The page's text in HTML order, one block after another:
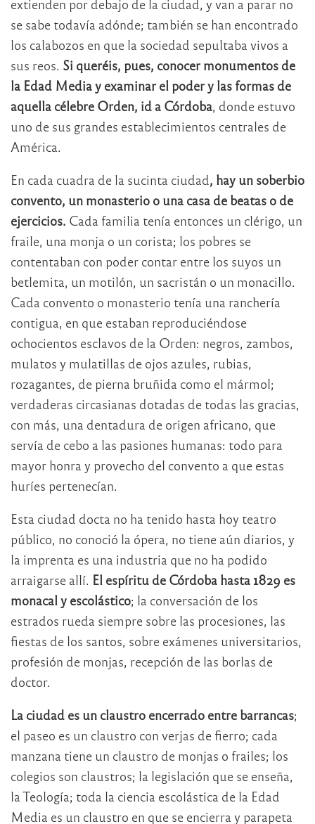
extienden por debajo de la ciudad, y van a parar no
se sabe todavía adónde; también se han encontrado
los calabozos en que la sociedad sepultaba vivos a
sus reos. Si queréis, pues, conocer monumentos de
la Edad Media y examinar el poder y las formas de
aquella célebre Orden, id a Córdoba, donde estuvo
uno de sus grandes establecimientos centrales de
América.
En cada cuadra de la sucinta ciudad, hay un soberbio
convento, un monasterio o una casa de beatas o de
ejercicios. Cada familia tenía entonces un clérigo, un
fraile, una monja o un corista; los pobres se
contentaban con poder contar entre los suyos un
betlemita, un motilón, un sacristán o un monacillo.
Cada convento o monasterio tenía una ranchería
contigua, en que estaban reproduciéndose
ochocientos esclavos de la Orden: negros, zambos,
mulatos y mulatillas de ojos azules, rubias,
rozagantes, de pierna bruñida como el mármol;
verdaderas circasianas dotadas de todas las gracias,
con más, una dentadura de origen africano, que
servía de cebo a las pasiones humanas: todo para
mayor honra y provecho del convento a que estas
huríes pertenecían.
Esta ciudad docta no ha tenido hasta hoy teatro
público, no conoció la ópera, no tiene aún diarios, y
la imprenta es una industria que no ha podido
arraigarse allí. El espíritu de Córdoba hasta 1829 es
monacal y escolástico; la conversación de los
estrados rueda siempre sobre las procesiones, las
fiestas de los santos, sobre exámenes universitarios,
profesión de monjas, recepción de las borlas de
doctor.
La ciudad es un claustro encerrado entre barrancas;
el paseo es un claustro con verjas de fierro; cada
manzana tiene un claustro de monjas o frailes; los
colegios son claustros; la legislación que se enseña,
la Teología; toda la ciencia escolástica de la Edad
Media es un claustro en que se encierra y parapeta